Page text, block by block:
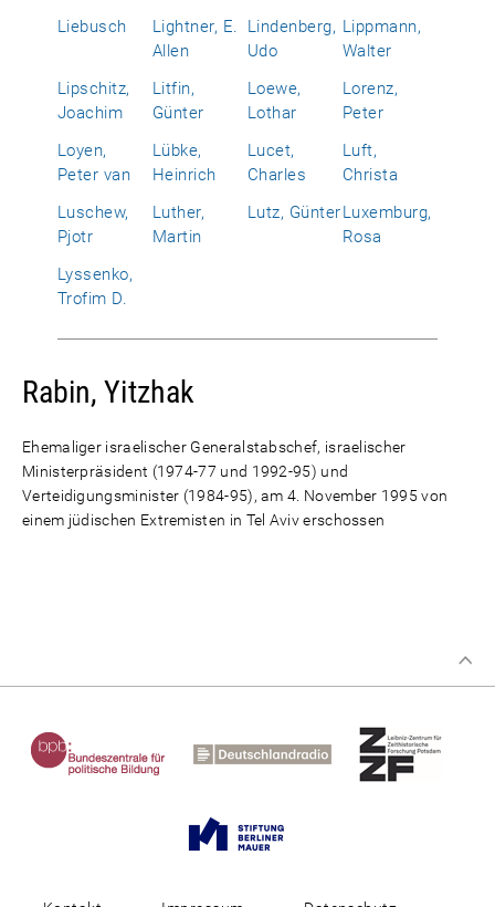
Liebusch
Lightner, E.
Allen
Lindenberg,
Udo
Lippmann,
Walter
Lipschitz,
Joachim
Litfin,
Günter
Loewe,
Lothar
Lorenz,
Peter
Loyen,
Peter van
Lübke,
Heinrich
Lucet,
Charles
Luft,
Christa
Luschew,
Pjotr
Luther,
Martin
Lutz, GünterLuxemburg,
Rosa
Lyssenko,
Trofim D.
Rabin, Yitzhak
Ehemaliger israelischer Generalstabschef, israelischer
Ministerpräsident (1974-77 und 1992-95) und
Verteidigungsminister (1984-95), am 4. November 1995 von
einem jüdischen Extremisten in Tel Aviv erschossen